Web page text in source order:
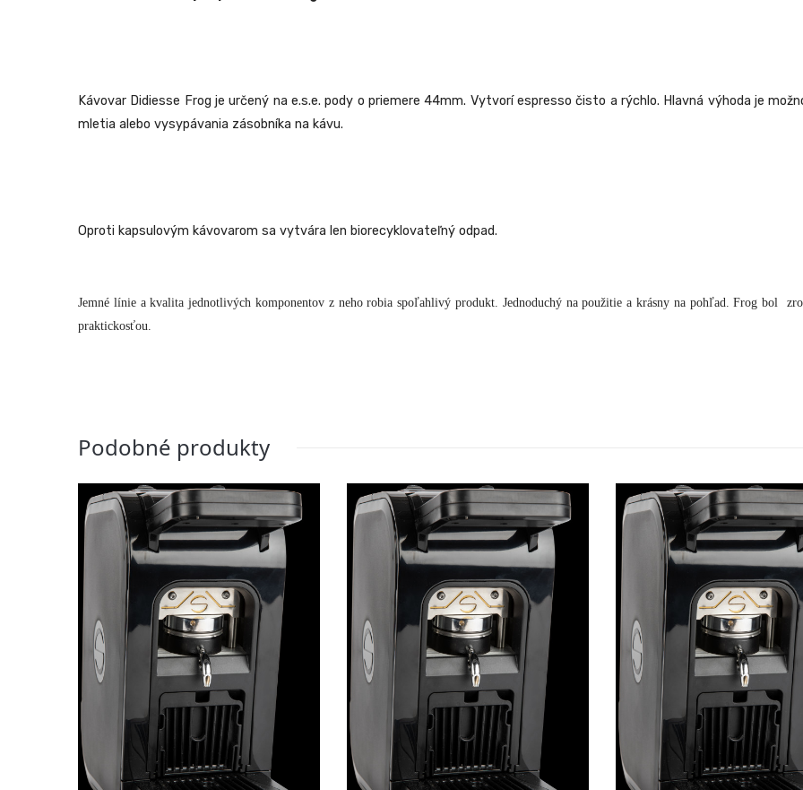
Kávovar Didiesse Frog je určený na e.s.e. pody o priemere 44mm. Vytvorí espresso čisto a rýchlo. Hlavná výhoda je
mletia alebo vysypávania zásobníka na kávu.
Oproti kapsulovým kávovarom sa vytvára len biorecyklovateľný odpad.
Jemné línie a kvalita jednotlivých komponentov z neho robia spoľahlivý produkt. Jednoduchý na použitie a krásny na pohľad. Frog bol
praktickosťou.
Podobné produkty